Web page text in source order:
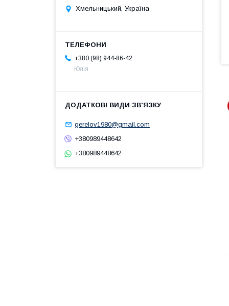
Хмельницький, Україна
+380 (98) 944-86-42
Юлія
gerelov1980@gmail.com
+380989448642
+380989448642